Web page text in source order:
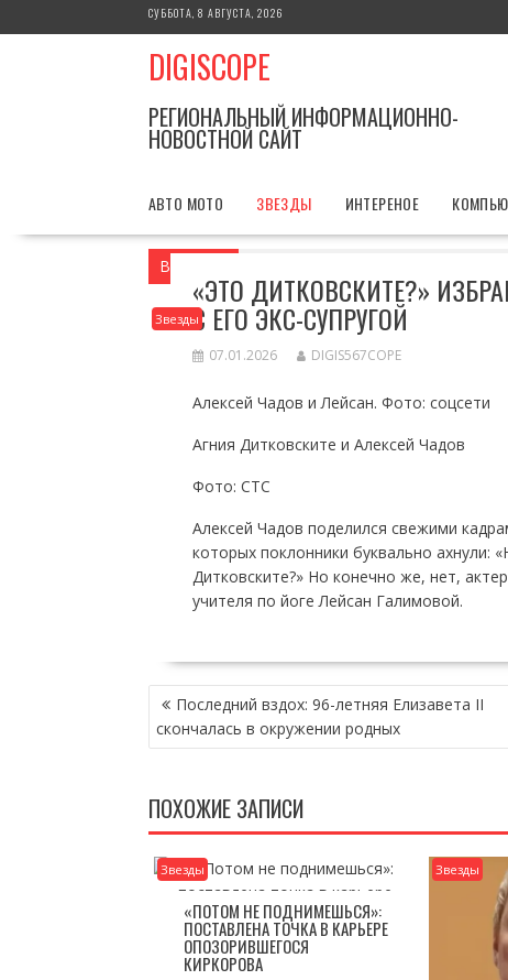
к
СУББОТА, 8 АВГУСТА, 2026
DIGISCOPE
РЕГИОНАЛЬНЫЙ ИНФОРМАЦИОННО-
НОВОСТНОЙ САЙТ
АВТО МОТО ЗВЕЗДЫ ИНТЕРЕНОЕ
Вы здесь «Это
Звезды
«ЭТО ДИТКОВСКИТЕ?»
С ЕГО ЭКС-СУПРУГОЙ
07.01.2026 DIGIS567COPE
Алексей Чадов и Лейсан. Фото: соцсети
Агния Дитковските и Алексей Чадов
Фото: СТС
Алексей Чадов поделился свежими
которых поклонники буквально ахнули:
Дитковските?» Но конечно же, нет,
учителя по йоге Лейсан Галимовой.
НАВИГАЦИЯ
ПО
ЗАПИСЯМ
Последний вздох: 96-летняя Елизавета II
скончалась в окружении родных
ПОХОЖИЕ ЗАПИСИ
Звезды
«ПОТОМ НЕ ПОДНИМЕШЬСЯ»:
ПОСТАВЛЕНА ТОЧКА В КАРЬЕРЕ
ОПОЗОРИВШЕГОСЯ
КИРКОРОВА
Звезды